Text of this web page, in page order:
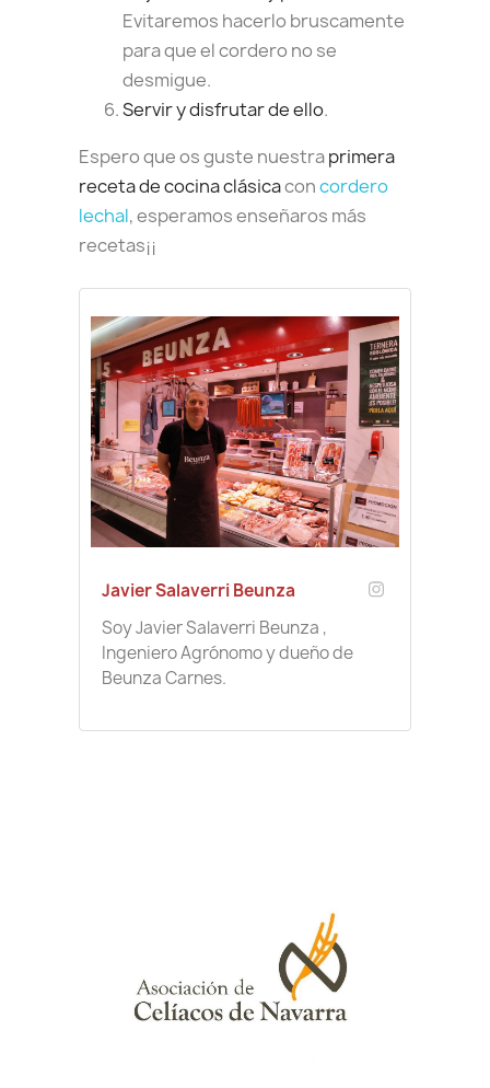
Evitaremos hacerlo bruscamente
para que el cordero no se
desmigue.
Servir y disfrutar de ello.
Espero que os guste nuestraprimera
receta de cocina clásicaconcordero
lechal, esperamos enseñaros más
recetas¡¡
Javier Salaverri Beunza
Soy Javier Salaverri Beunza ,
Ingeniero Agrónomo y dueño de
Beunza Carnes.